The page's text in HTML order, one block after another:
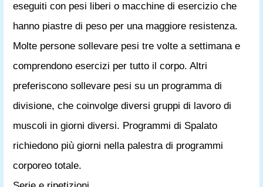
eseguiti con pesi liberi o macchine di esercizio che
hanno piastre di peso per una maggiore resistenza.
Molte persone sollevare pesi tre volte a settimana e
comprendono esercizi per tutto il corpo. Altri
preferiscono sollevare pesi su un programma di
divisione, che coinvolge diversi gruppi di lavoro di
muscoli in giorni diversi. Programmi di Spalato
richiedono più giorni nella palestra di programmi
corporeo totale.